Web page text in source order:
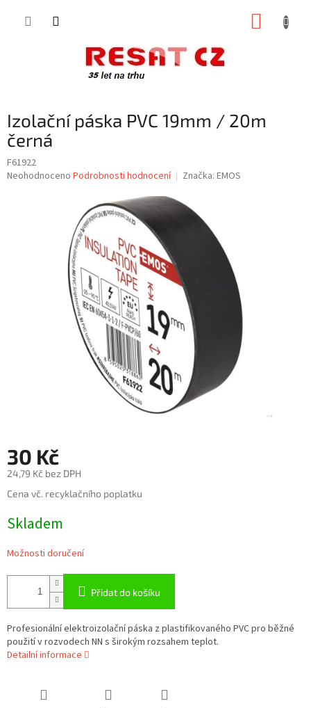
Izolační páska PVC 19mm / 20m
černá
F61922
Průměrné
Neohodnoceno Podrobnosti hodnocení Značka: EMOS
30 Kč
24,79 Kč bez DPH
Měrná
Cena vč. recyklačního poplatku
Skladem
Možnosti doručení
Přidat do košíku
Profesionální elektroizolační páska z plastifikovaného PVC pro běžné
použití v rozvodech NN s širokým rozsahem teplot.
Detailní informace